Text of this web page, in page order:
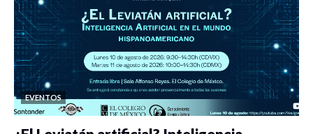
EVENTOS